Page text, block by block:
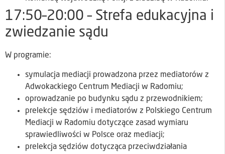
17:50–20:00 – Strefa edukacyjna i
zwiedzanie sądu
W programie:
symulacja mediacji prowadzona przez mediatorów z
Adwokackiego Centrum Mediacji w Radomiu;
oprowadzanie po budynku sądu z przewodnikiem;
prelekcje sędziów i mediatorów z Polskiego Centrum
Mediacji w Radomiu dotyczące zasad wymiaru
sprawiedliwości w Polsce oraz mediacji;
prelekcja sędziów dotycząca przeciwdziałania